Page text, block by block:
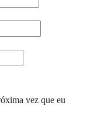
vez que eu